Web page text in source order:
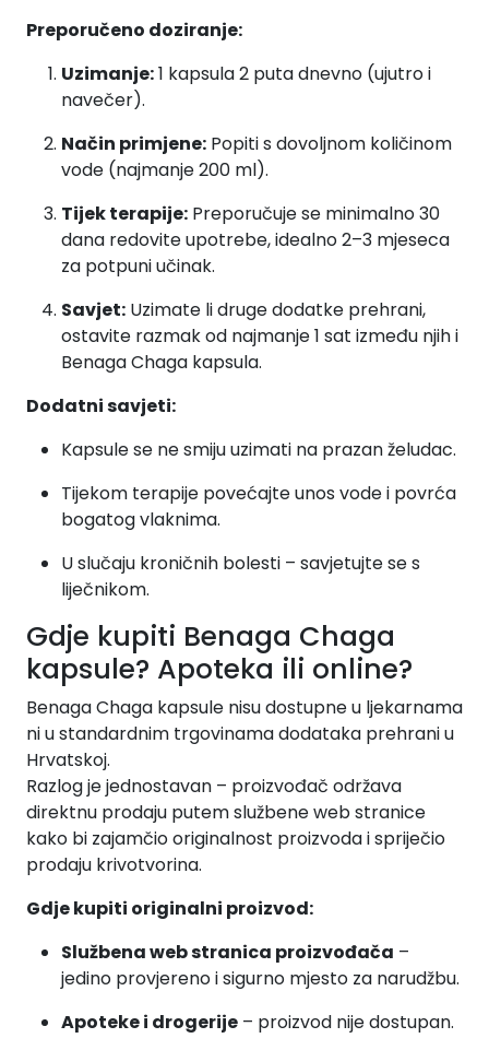
Preporučeno doziranje:
Uzimanje:1 kapsula 2 puta dnevno (ujutro i
navečer).
Način primjene: Popiti s dovoljnom količinom
vode (najmanje 200 ml).
Tijek terapije: Preporučuje se minimalno 30
dana redovite upotrebe, idealno 2–3 mjeseca
za potpuni učinak.
Savjet: Uzimate li druge dodatke prehrani,
ostavite razmak od najmanje 1 sat između njih i
Benaga Chaga kapsula.
Dodatni savjeti:
Kapsule se ne smiju uzimati na prazan želudac.
Tijekom terapije povećajte unos vode i povrća
bogatog vlaknima.
U slučaju kroničnih bolesti – savjetujte se s
liječnikom.
Gdje kupiti Benaga Chaga
kapsule? Apoteka ili online?
Benaga Chaga kapsule nisu dostupne u ljekarnama
ni u standardnim trgovinama dodataka prehrani u
Hrvatskoj.
Razlog je jednostavan – proizvođač održava
direktnu prodaju putem službene web stranice
kako bi zajamčio originalnost proizvoda i spriječio
prodaju krivotvorina.
Gdje kupiti originalni proizvod:
Službena web stranica proizvođača –
jedino provjereno i sigurno mjesto za narudžbu.
Apoteke i drogerije – proizvod nije dostupan.